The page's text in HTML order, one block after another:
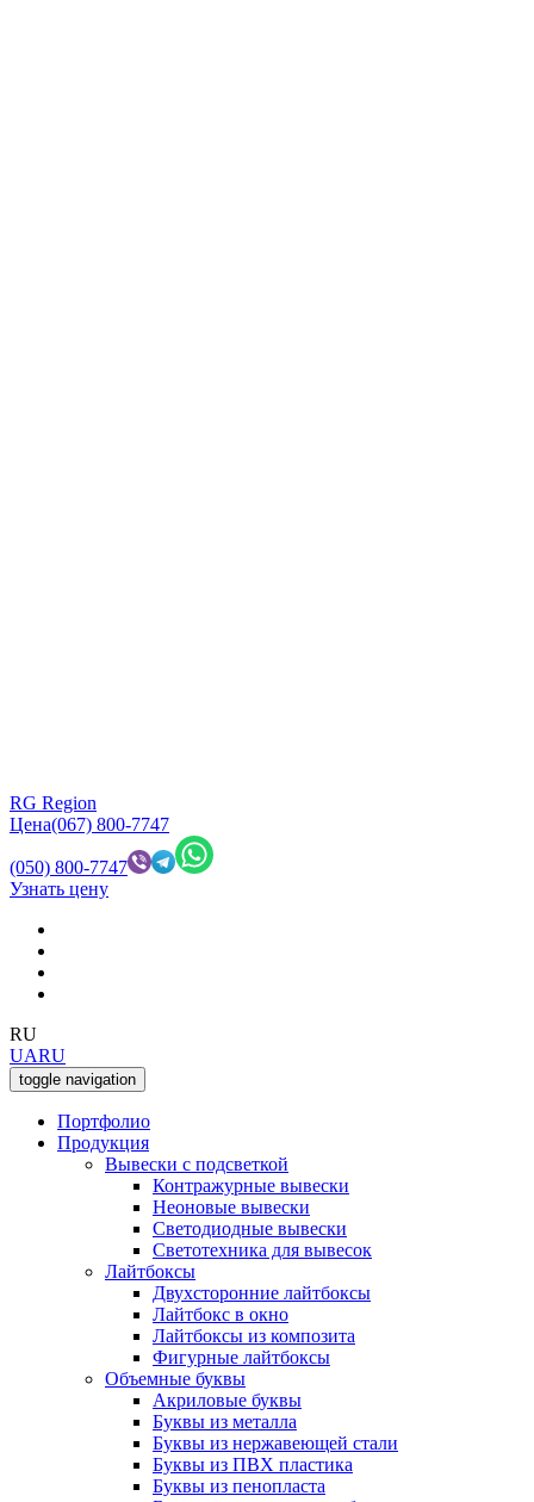
RG Region
Цена(067) 800-7747
(050) 800-7747
Узнать цену
RU
UARU
toggle navigation
Портфолио
Продукция
Вывески с подсветкой
Контражурные вывески
Неоновые вывески
Светодиодные вывески
Светотехника для вывесок
Лайтбоксы
Двухсторонние лайтбоксы
Лайтбокс в окно
Лайтбоксы из композита
Фигурные лайтбоксы
Объемные буквы
Акриловые буквы
Буквы из металла
Буквы из нержавеющей стали
Буквы из ПВХ пластика
Буквы из пенопласта